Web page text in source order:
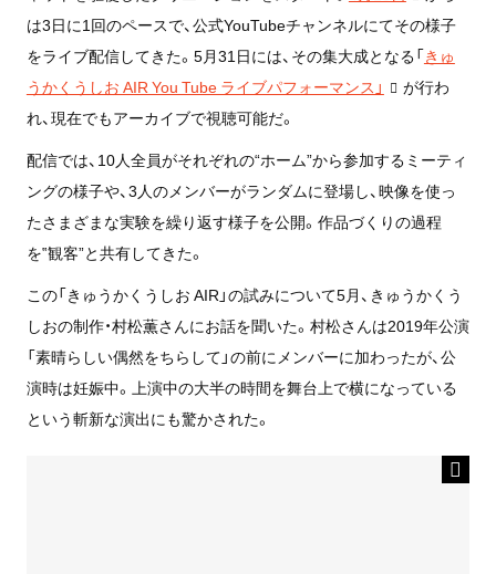
は3日に1回のペースで、公式YouTubeチャンネルにてその様子
をライブ配信してきた。5月31日には、その集大成となる「きゅ
うかくうしお AIR You Tube ライブパフォーマンス」
が行わ
れ、現在でもアーカイブで視聴可能だ。
配信では、10人全員がそれぞれの“ホーム”から参加するミーティ
ングの様子や、3人のメンバーがランダムに登場し、映像を使っ
たさまざまな実験を繰り返す様子を公開。作品づくりの過程
を‟観客”と共有してきた。
この「きゅうかくうしお AIR」の試みについて5月、きゅうかくう
しおの制作・村松薫さんにお話を聞いた。村松さんは2019年公演
「素晴らしい偶然をちらして」の前にメンバーに加わったが、公
演時は妊娠中。上演中の大半の時間を舞台上で横になっている
という斬新な演出にも驚かされた。